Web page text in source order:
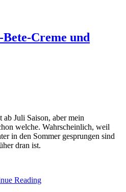
Creme und
Juli Saison, aber mein
welche. Wahrscheinlich, weil
in den Sommer gesprungen sind
dran ist.
Reading